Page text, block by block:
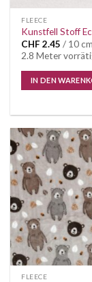
FLEECE
Kunstfell Stoff
CHF 2.45 / 10 cm
2.8 Meter
IN DEN
FLEECE